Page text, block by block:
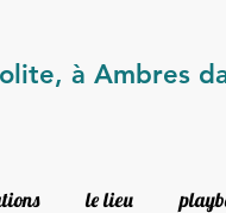
à Ambres
le lieu